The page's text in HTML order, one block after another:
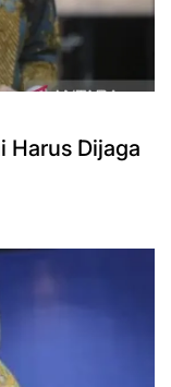
Harus Dijaga